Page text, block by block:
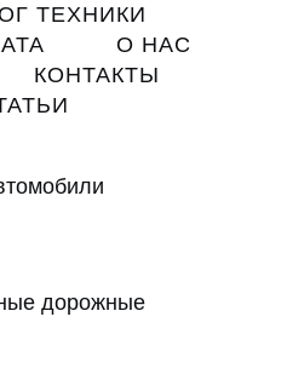
ТЕХНИКИ
О НАС
КОНТАКТЫ
дорожные